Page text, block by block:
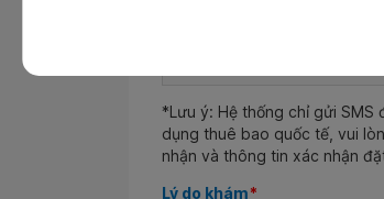
*Lưu ý: Hệ thống chỉ gửi
dụng thuê bao quốc tế, vui
nhận và thông tin xác nhận
Lý do khám*